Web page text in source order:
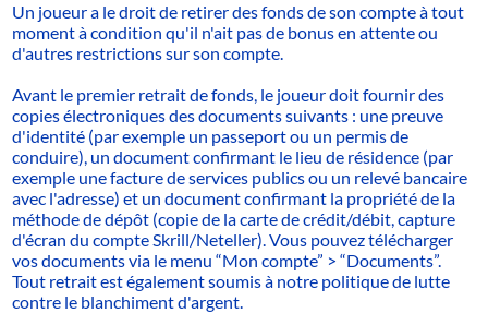
Un joueur a le droit de retirer des fonds de son compte à tout
moment à condition qu'il n'ait pas de bonus en attente ou
d'autres restrictions sur son compte.
Avant le premier retrait de fonds, le joueur doit fournir des
copies électroniques des documents suivants : une preuve
d'identité (par exemple un passeport ou un permis de
conduire), un document confirmant le lieu de résidence (par
exemple une facture de services publics ou un relevé bancaire
avec l'adresse) et un document confirmant la propriété de la
méthode de dépôt (copie de la carte de crédit/débit, capture
d'écran du compte Skrill/Neteller). Vous pouvez télécharger
vos documents via le menu “Mon compte” > “Documents”.
Tout retrait est également soumis à notre politique de lutte
contre le blanchiment d'argent.